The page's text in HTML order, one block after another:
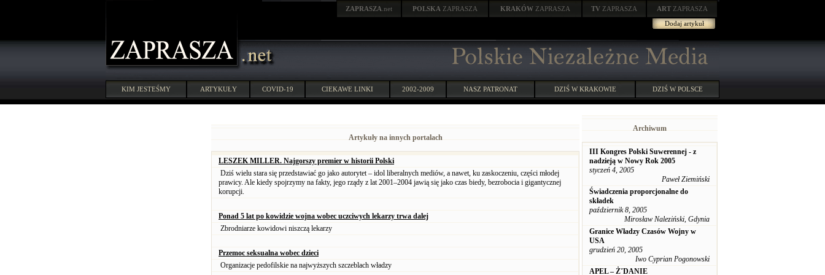
ZAPRASZA .net POLSKA ZAPRASZA KRAKÓW ZAPRASZA TV ZAPRASZA ART ZAPRASZA
Dodaj artykuł
KIM JESTEŚMY ARTYKUŁY COVID-19 CIEKAWE LINKI 2002-2009 NASZ PATRONAT DZIŚ W KRAKOWIE DZIŚ W POLSCE
Artykuły na innych portalach
LESZEK MILLER. Najgorszy premier w historii Polski
Dziś wielu stara się przedstawiać go jako autorytet – idol liberalnych mediów, a nawet, ku zaskoczeniu, części młodej
prawicy. Ale kiedy spojrzymy na fakty, jego rządy z lat 2001–2004 jawią się jako czas biedy, bezrobocia i gigantycznej
korupcji.
Ponad 5 lat po kowidzie wojna wobec uczciwych lekarzy trwa dalej
Zbrodniarze kowidowi niszczą lekarzy
Przemoc seksualna wobec dzieci
Organizacje pedofilskie na najwyższych szczeblach władzy
Archiwum
III Kongres Polski Suwerennej - z
nadzieją w Nowy Rok 2005
styczeń 4, 2005
Paweł Ziemiński
Świadczenia proporcjonalne do
składek
październik 8, 2005
Mirosław Naleziński, Gdynia
Granice Władzy Czasów Wojny w
USA
grudzień 20, 2005
Iwo Cyprian Pogonowski
APEL – ŻˇDANIE